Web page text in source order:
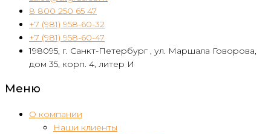
8 800 250 65 47
+7 (981) 958-60-32
+7 (981) 958-60-47
198095, г. Санкт-Петербург , ул. Маршала Говорова,
дом 35, корп. 4, литер И
Меню
О компании
Наши клиенты